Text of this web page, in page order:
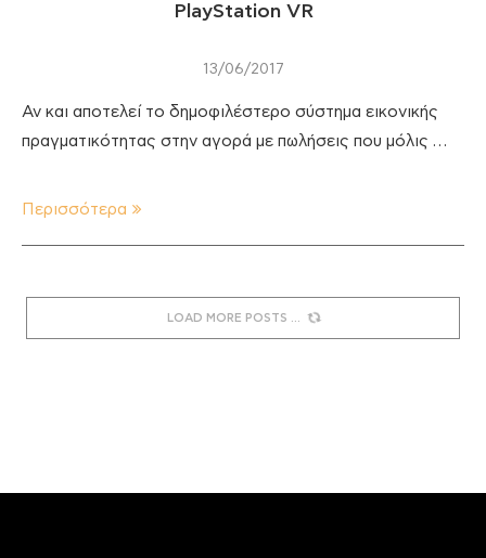
PlayStation VR
13/06/2017
Αν και αποτελεί το δημοφιλέστερο σύστημα εικονικής
πραγματικότητας στην αγορά με πωλήσεις που μόλις …
Περισσότερα
LOAD MORE POSTS